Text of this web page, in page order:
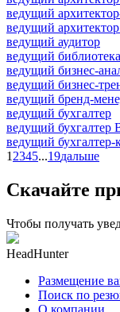
ведущий
ведущий
ведущий аудитор
ведущий
ведущий бизнес-
ведущий бизнес-
ведущий бренд-
ведущий бухгалтер
ведущий бухгалтер
ведущий бухгалтер-
1 2345...19дальше
Скачайте
Чтобы получать
HeadHunter
Размещение
Поиск по
О компании